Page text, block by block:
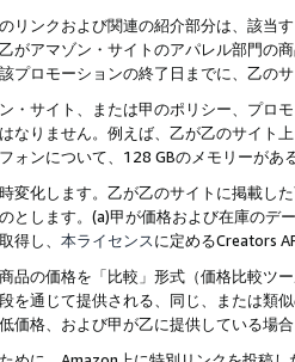
リンクおよび関連の紹介部分は、該当
がアマゾン・サイトのアパレル部門の
プロモーションの終了日までに、乙の
・サイト、または甲のポリシー、プロ
なりません。例えば、乙が乙のサイト
ォンについて、128 GBのメモリーがあ
変化します。乙が乙のサイトに掲載し
とします。(a)甲が価格および在庫の
得し、 本ライセンスに定めるCreators
品の価格を「比較」形式（価格比較ツ
を通じて提供される、同じ、または類
価格、および甲が乙に提供している場